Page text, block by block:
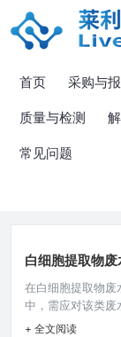
首页 采购与
质量与检测
常见问题
白细胞提取物废
例
在白细胞提取物废
中，需应对该类废
杂、污染物浓度高
+ 全文阅读